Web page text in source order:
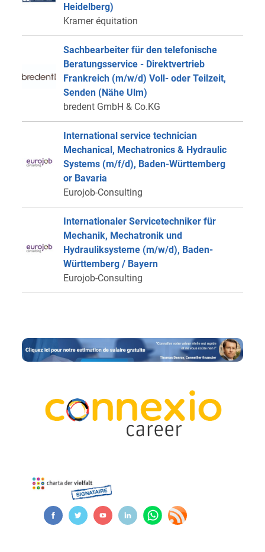
Heidelberg)
Kramer équitation
Sachbearbeiter für den telefonische
Beratungsservice - Direktvertrieb
Frankreich (m/w/d) Voll- oder Teilzeit,
Senden (Nähe Ulm)
bredent GmbH & Co.KG
International service technician
Mechanical, Mechatronics & Hydraulic
Systems (m/f/d), Baden-Württemberg
or Bavaria
Eurojob-Consulting
Internationaler Servicetechniker für
Mechanik, Mechatronik und
Hydrauliksysteme (m/w/d), Baden-
Württemberg / Bayern
Eurojob-Consulting